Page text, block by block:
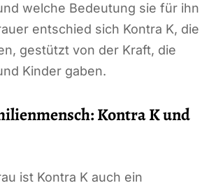
welche Bedeutung sie für ihn
entschied sich Kontra K, die
gestützt von der Kraft, die
Kinder gaben.
Kontra K und
ist Kontra K auch ein